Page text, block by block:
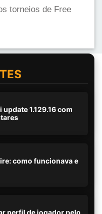
torneios de Free
1.129.16 com
como funcionava e
perfil de jogador pelo